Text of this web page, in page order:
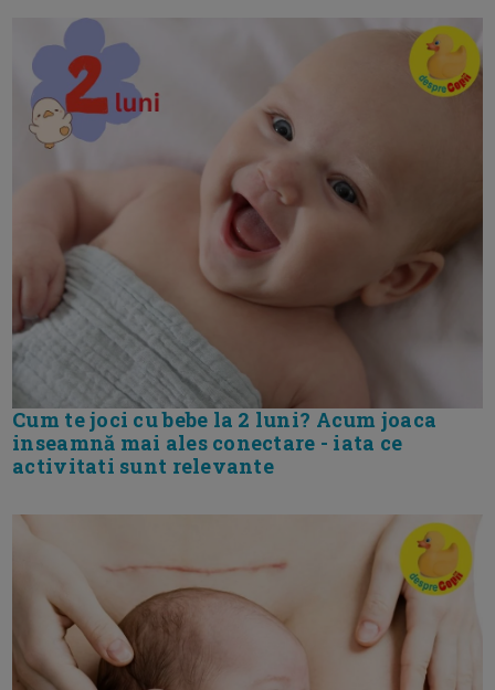
Cum te joci cu bebe la 2 luni? Acum joaca
inseamnă mai ales conectare - iata ce
activitati sunt relevante